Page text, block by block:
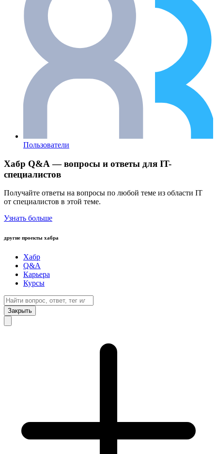
Пользователи
Хабр Q&A — вопросы и ответы для IT-
специалистов
Получайте ответы на вопросы по любой теме из области IT
от специалистов в этой теме.
Узнать больше
другие проекты хабра
Хабр
Q&A
Карьера
Курсы
Закрыть